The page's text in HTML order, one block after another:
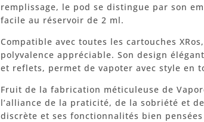
remplissage, le pod se distingue par son
facile au réservoir de 2 ml.
Compatible avec toutes les cartouches
polyvalence appréciable. Son design
et reflets, permet de vapoter avec style en
Fruit de la fabrication méticuleuse de
l’alliance de la praticité, de la sobriété et
discrète et ses fonctionnalités bien